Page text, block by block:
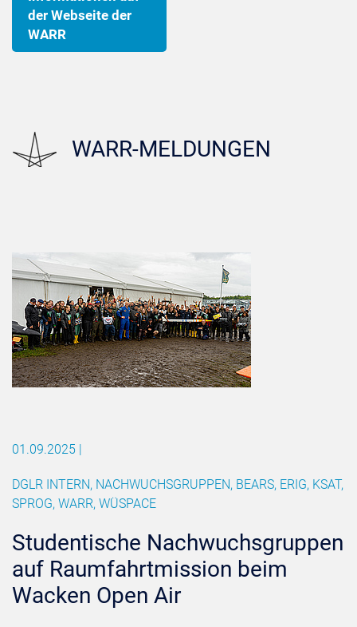
der Webseite der
WARR
WARR-MELDUNGEN
01.09.2025 |
DGLR INTERN, NACHWUCHSGRUPPEN, BEARS, ERIG, KSAT,
SPROG, WARR, WÜSPACE
Studentische Nachwuchsgruppen
auf Raumfahrtmission beim
Wacken Open Air